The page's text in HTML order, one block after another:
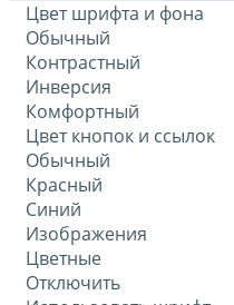
Цвет шрифта и фона
Обычный
Контрастный
Инверсия
Комфортный
Цвет кнопок и ссылок
Обычный
Красный
Синий
Изображения
Цветные
Отключить